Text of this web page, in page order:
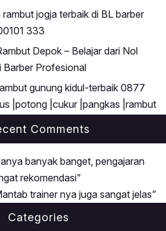
jogja terbaik di BL barber
333
Depok – Belajar dari Nol
Barber Profesional
gunung kidul-terbaik 0877
|potong |cukur |pangkas |rambut
Comments
banyak banget, pengajaran
rekomendasi”
trainer nya juga sangat jelas”
Categories